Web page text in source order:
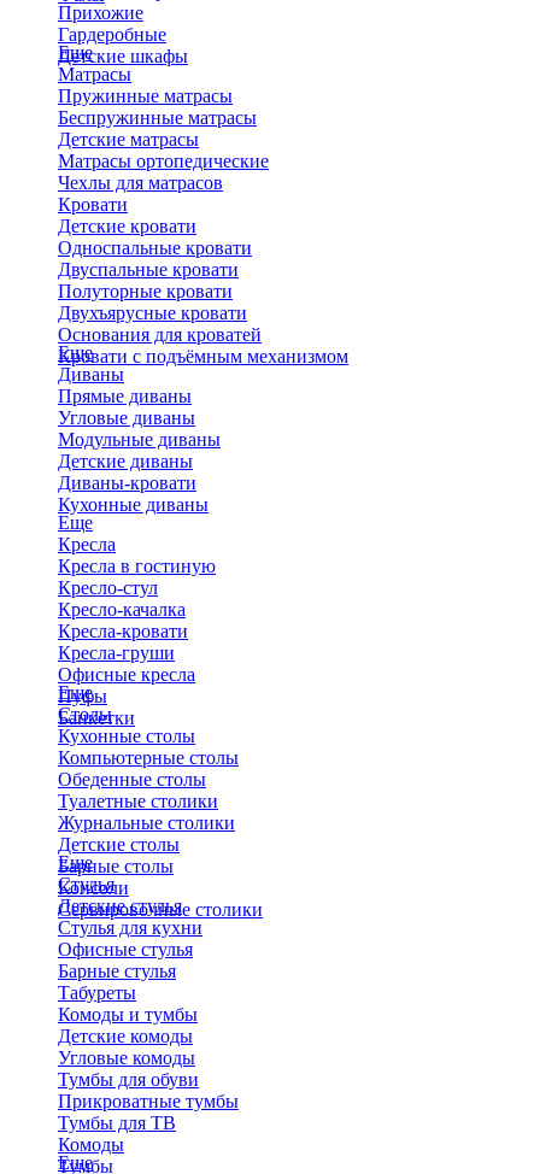
Прихожие
Гардеробные
Детские шкафы
Еще
Матрасы
Пружинные матрасы
Беспружинные матрасы
Детские матрасы
Матрасы ортопедические
Чехлы для матрасов
Кровати
Детские кровати
Односпальные кровати
Двуспальные кровати
Полуторные кровати
Двухъярусные кровати
Основания для кроватей
Кровати с подъёмным механизмом
Еще
Диваны
Прямые диваны
Угловые диваны
Модульные диваны
Детские диваны
Диваны-кровати
Кухонные диваны
Еще
Кресла
Кресла в гостиную
Кресло-стул
Кресло-качалка
Кресла-кровати
Кресла-груши
Офисные кресла
Пуфы
Банкетки
Еще
Столы
Кухонные столы
Компьютерные столы
Обеденные столы
Туалетные столики
Журнальные столики
​Детские столы
Барные столы
Консоли
Сервировочные столики
Еще
Стулья
Детские стулья
Стулья для кухни
Офисные стулья
Барные стулья
Табуреты
Комоды и тумбы
Детские комоды
Угловые комоды
Тумбы для обуви
Прикроватные тумбы
Тумбы для ТВ
Комоды
Тумбы
Еще